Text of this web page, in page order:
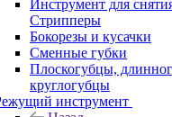
Инструмент для
Стрипперы
Бокорезы и кусачки
Сменные губки
Плоскогубцы,
круглогубцы
инструмент